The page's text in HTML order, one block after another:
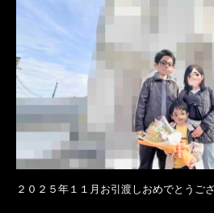
２０２５年１１月お引渡しおめでとうご